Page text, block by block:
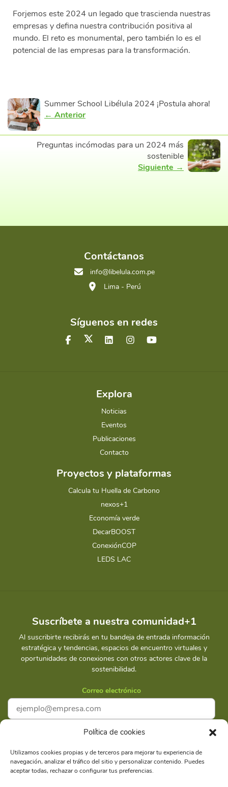
Política de cookies
Utilizamos cookies propias y de terceros para mejorar tu experiencia de
navegación, analizar el tráfico del sitio y personalizar contenido. Puedes
aceptar todas, rechazar o configurar tus preferencias.
Forjemos este 2024 un legado que trascienda nuestras
empresas y defina nuestra contribución positiva al
mundo. El reto es monumental, pero también lo es el
potencial de las empresas para la transformación.
Summer School Libélula 2024 ¡Postula ahora!
← Anterior
Preguntas incómodas para un 2024 más
sostenible
Siguiente →
Contáctanos
info@libelula.com.pe
Lima - Perú
Síguenos en redes
Explora
Noticias
Eventos
Publicaciones
Contacto
Proyectos y plataformas
Calcula tu Huella de Carbono
nexos+1
Economía verde
DecarBOOST
ConexiónCOP
LEDS LAC
Suscríbete a nuestra comunidad+1
Al suscribirte recibirás en tu bandeja de entrada información
estratégica y tendencias, espacios de encuentro virtuales y
oportunidades de conexiones con otros actores clave de la
sostenibilidad.
Correo electrónico
Suscríbete